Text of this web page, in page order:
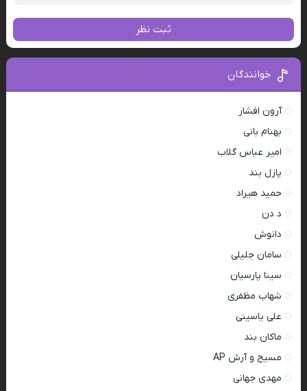
ثبت نظر
خوانندگان
آرون افشار
بهنام بانی
امیر عباس گلاب
پازل بند
حمید هیراد
د دن
دانوش
سامان جلیلی
سینا پارسیان
شهاب مظفری
علی یاسینی
ماکان بند
مسیح و آرش AP
مهدی جهانی